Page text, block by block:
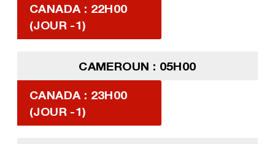
CANADA : 22H00
(JOUR -1)
CAMEROUN : 05H00
CANADA : 23H00
(JOUR -1)